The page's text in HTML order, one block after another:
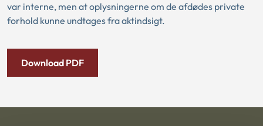
var interne, men at oplysningerne om de afdødes private
forhold kunne undtages fra aktindsigt.
Download PDF